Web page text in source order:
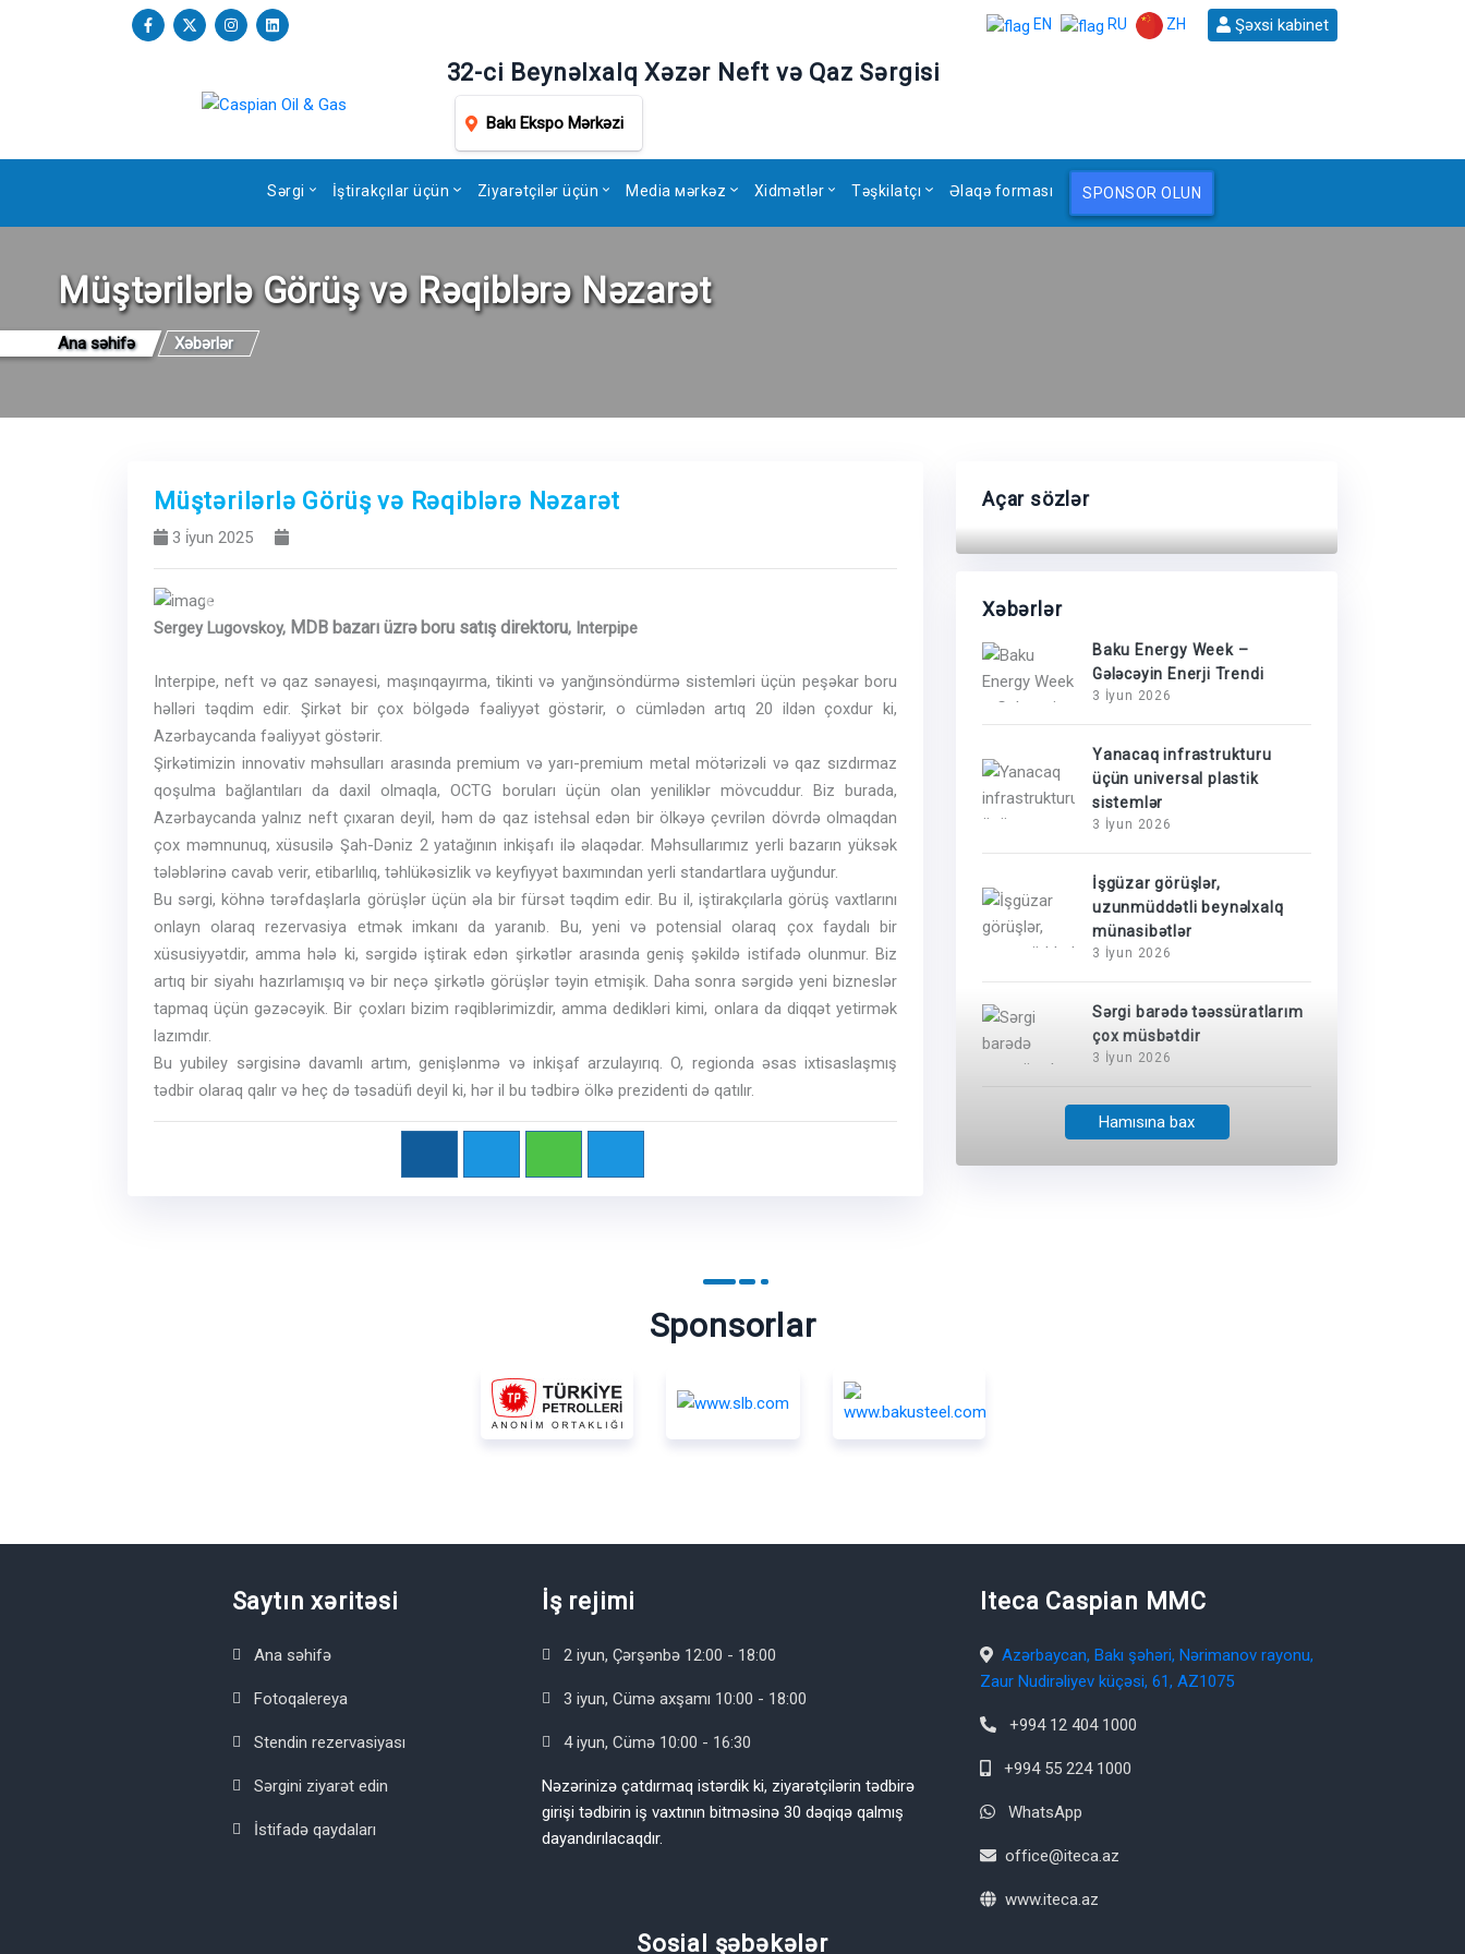
EN RU ZH Şəxsi kabinet
32-ci Beynəlxalq Xəzər Neft və Qaz Sərgisi
Bakı Ekspo Mərkəzi
Sərgi İştirakçılar üçün Ziyarətçilər üçün Media мərkəz Xidmətlər Təşkilatçı Əlaqə forması SPONSOR OLUN
Müştərilərlə Görüş və Rəqiblərə Nəzarət
Ana səhifə Xəbərlər
Müştərilərlə Görüş və Rəqiblərə Nəzarət
3 i̇yun 2025
Previous
Sergey Lugovskoy, MDB bazarı üzrə boru satış direktoru, Interpipe
Interpipe, neft və qaz sənayesi, maşınqayırma, tikinti və yanğınsöndürmə sistemləri üçün peşəkar boru
həlləri təqdim edir. Şirkət bir çox bölgədə fəaliyyət göstərir, o cümlədən artıq 20 ildən çoxdur ki,
Azərbaycanda fəaliyyət göstərir.
Şirkətimizin innovativ məhsulları arasında premium və yarı-premium metal mötərizəli və qaz sızdırmaz
qoşulma bağlantıları da daxil olmaqla, OCTG boruları üçün olan yeniliklərmövcuddur. Biz burada,
Azərbaycanda yalnız neft çıxaran deyil, həm də qaz istehsal edən bir ölkəyə çevrilən dövrdə olmaqdan
çox məmnunuq, xüsusilə Şah-Dəniz 2 yatağının inkişafı ilə əlaqədar. Məhsullarımız yerli bazarın yüksək
tələblərinə cavab verir, etibarlılıq, təhlükəsizlik və keyfiyyət baxımından yerli standartlara uyğundur.
Bu sərgi, köhnə tərəfdaşlarla görüşlər üçün əla bir fürsət təqdim edir. Bu il, iştirakçılarla görüş vaxtlarını
onlayn olaraq rezervasiya etmək imkanı da yaranıb. Bu, yeni və potensial olaraq çox faydalı bir
xüsusiyyətdir, amma hələ ki, sərgidə iştirak edən şirkətlər arasında geniş şəkildə istifadə olunmur. Biz
artıq bir siyahı hazırlamışıq və bir neçə şirkətlə görüşlər təyin etmişik. Daha sonra sərgidə yeni bizneslər
tapmaq üçün gəzəcəyik. Bir çoxları bizim rəqiblərimizdir, amma dedikləri kimi, onlara da diqqət yetirmək
lazımdır.
Bu yubiley sərgisinə davamlı artım, genişlənmə və inkişaf arzulayırıq. O, regionda əsas ixtisaslaşmış
tədbir olaraq qalır və heç də təsadüfi deyil ki, hər il bu tədbirə ölkə prezidenti də qatılır.
Açar sözlər
Xəbərlər
Baku Energy Week –
Gələcəyin Enerji Trendi
3 İyun 2026
Yanacaq infrastrukturu
üçün universal plastik
sistemlər
3 İyun 2026
İşgüzar görüşlər,
uzunmüddətli beynəlxalq
münasibətlər
3 İyun 2026
Sərgi barədə təəssüratlarım
çox müsbətdir
3 İyun 2026
Hamısına bax
Sponsorlar
Saytın xəritəsi
Ana səhifə
Fotoqalereya
Stendin rezervasiyası
Sərgini ziyarət edin
İstifadə qaydaları
İş rejimi
2 iyun, Çərşənbə 12:00 - 18:00
3 iyun, Cümə axşamı 10:00 - 18:00
4 iyun, Cümə 10:00 - 16:30
Nəzərinizə çatdırmaq istərdik ki, ziyarətçilərin tədbirə
girişi tədbirin iş vaxtının bitməsinə 30 dəqiqə qalmış
dayandırılacaqdır.
Iteca Caspian MMC
Azərbaycan, Bakı şəhəri, Nərimanov rayonu,
Zaur Nudirəliyev küçəsi, 61, AZ1075
+994 12 404 1000
+994 55 224 1000
WhatsApp
office@iteca.az
www.iteca.az
Sosial şəbəkələr